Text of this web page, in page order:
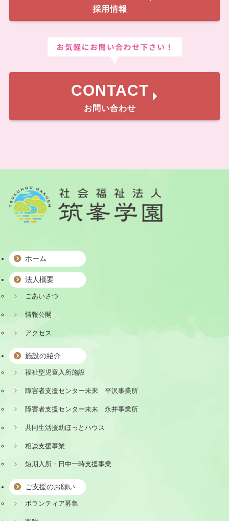
採用情報
CONTACT
お問い合わせ
ホーム
法人概要
ごあいさつ
情報公開
アクセス
施設の紹介
福祉型児童入所施設
障害者支援センター未来 平沢事業所
障害者支援センター未来 永井事業所
共同生活援助ほっとハウス
相談支援事業
短期入所・日中一時支援事業
ご支援のお願い
ボランティア募集